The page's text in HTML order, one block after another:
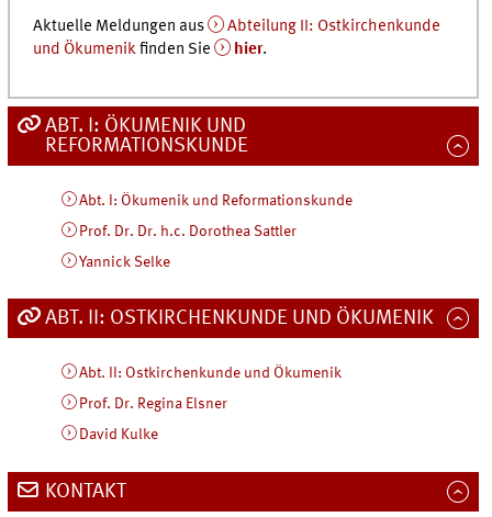
Aktuelle Meldungen aus
Abteilung II: Ostkirchenkunde
und Ökumenikfinden Sie hier.
ABT. I: ÖKUMENIK UND
REFORMATIONSKUNDE
Abt. I: Ökumenik und Reformationskunde
Prof. Dr. Dr. h.c. Dorothea Sattler
Yannick Selke
ABT. II: OSTKIRCHENKUNDE UND ÖKUMENIK
Abt. II: Ostkirchenkunde und Ökumenik
Prof. Dr. Regina Elsner
David Kulke
KONTAKT